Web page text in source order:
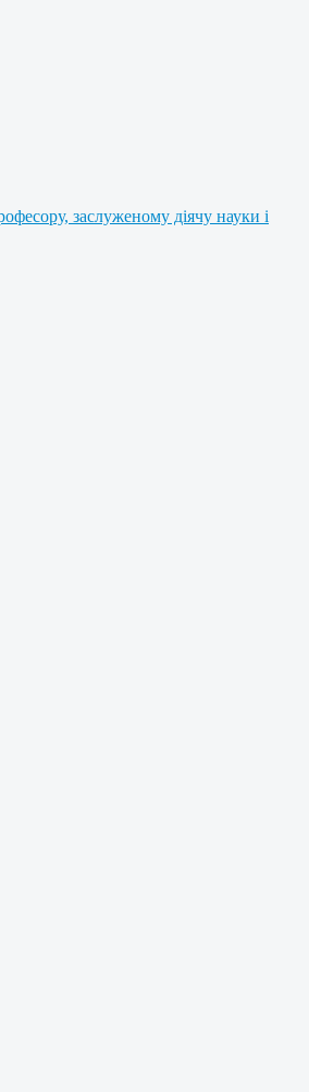
заслуженому діячу науки і